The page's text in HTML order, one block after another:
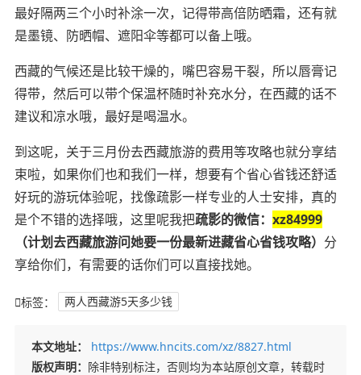
最好隔两三个小时补涂一次，记得带高倍防晒霜，还有就
是墨镜、防晒帽、遮阳伞等都可以备上哦。
西藏的气候还是比较干燥的，嘴巴容易干裂，所以唇膏记
得带，然后可以带个保温杯随时补充水分，在西藏的话不
建议和凉水哦，最好是喝温水。
到这呢，关于三月份去西藏旅游的费用等攻略也就分享结
束啦，如果你们也和我们一样，想要有个省心省钱还舒适
好玩的游玩体验呢，找像疏影一样专业的人士安排，真的
是个不错的选择哦，这里呢我把疏影的微信： xz84999
（计划去西藏旅游问她要一份最新进藏省心省钱攻略） 分
享给你们，有需要的话你们可以直接找她。
标签： 两人西藏游5天多少钱
本文地址：
https://www.hncits.com/xz/8827.html
版权声明： 除非特别标注，否则均为本站原创文章，转载时